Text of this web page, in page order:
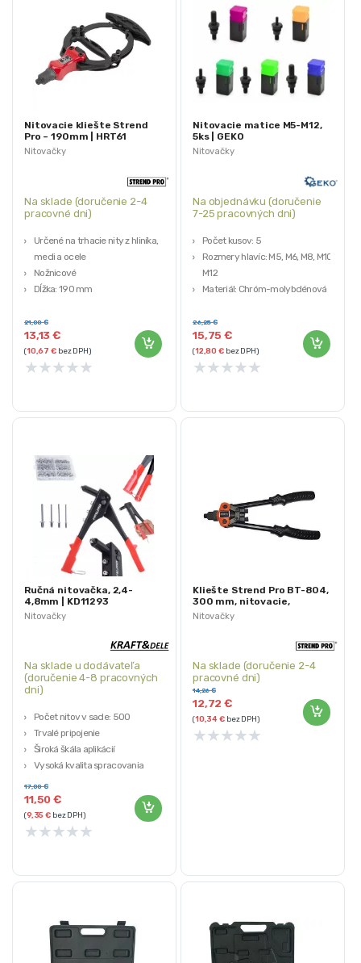
Nitovačky
Nitovacie kliešte Strend
Pro – 190mm | HRT61
Na sklade (doručenie 2-4
pracovné dni)
Určené na trhacie nity z hliníka,
medi a ocele
Nožnicové
Dĺžka: 190 mm
13,13€
21,00€
(10,67€bez DPH)
★★★★★
Nitovačky
Nitovacie matice M5-M12,
5ks | GEKO
Na objednávku (doručenie
7-25 pracovných dni)
Počet kusov: 5
Rozmery hlavíc: M5, M6, M8, M10,
M12
Materiál: Chróm-molybdénová
Hmotnosť: 0,23kg
Značka: GEKO
15,75€
26,25€
(12,80€bez DPH)
★★★★★
Nitovačky
Ručná nitovačka, 2,4-
4,8mm | KD11293
Na sklade u dodávateľa
(doručenie 4-8 pracovných
dni)
Počet nitov v sade: 500
Trvalé pripojenie
Široká škála aplikácií
Vysoká kvalita spracovania
Ergonomický dizajn
11,50€
17,00€
(9,35€ bez DPH)
★★★★★
Nitovačky
Kliešte Strend Pro BT-804,
300 mm, nitovacie,
pákové, pre trhacie nity
Na sklade (doručenie 2-4
pracovné dni)
12,72€
14,26€
(10,34€bez DPH)
★★★★★